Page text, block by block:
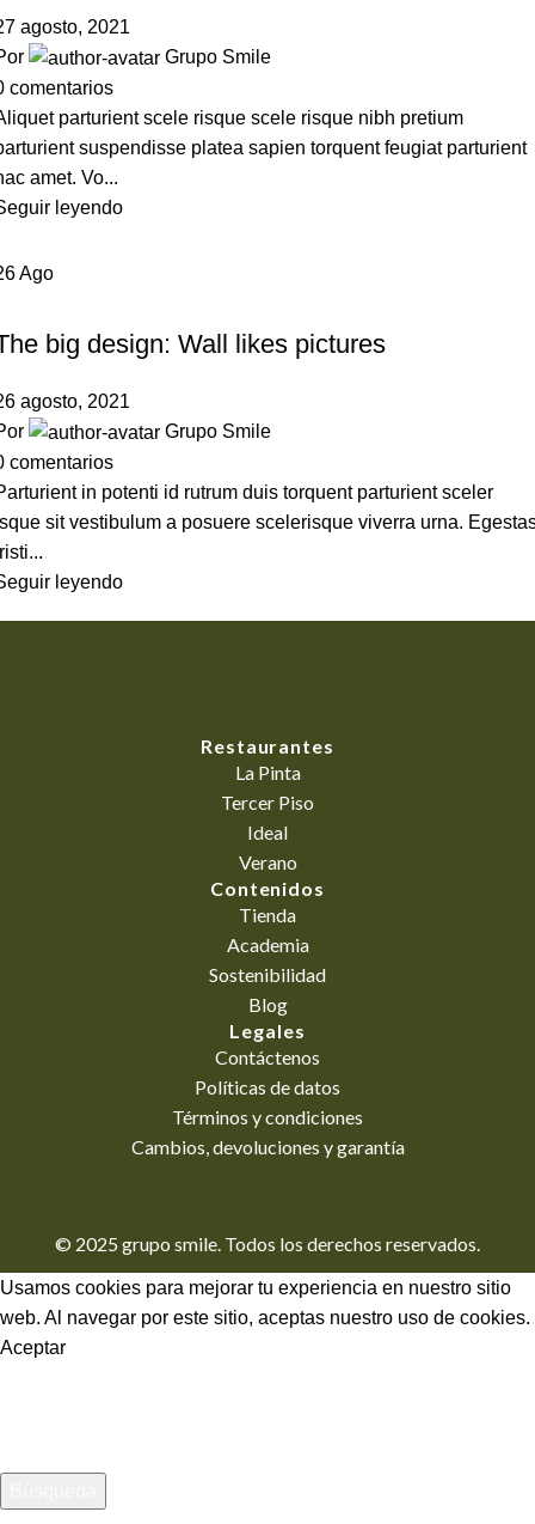
agosto, 2021
Grupo Smile
comentarios
parturient scele risque scele risque nibh pretium
suspendisse platea sapien torquent feugiat parturient
amet. Vo...
leyendo
Ago
big design: Wall likes pictures
agosto, 2021
Grupo Smile
comentarios
in potenti id rutrum duis torquent parturient sceler
sit vestibulum a posuere scelerisque viverra urna.
leyendo
Restaurantes
La Pinta
Tercer Piso
Ideal
Verano
Contenidos
Tienda
Academia
Sostenibilidad
Blog
Legales
Contáctenos
Políticas de datos
Términos y condiciones
Cambios, devoluciones y garantía
© 2025 grupo smile. Todos los derechos reservados.
Usamos cookies para mejorar tu experiencia en nuestro sitio
web. Al navegar por este sitio, aceptas nuestro uso de cookies.
Aceptar